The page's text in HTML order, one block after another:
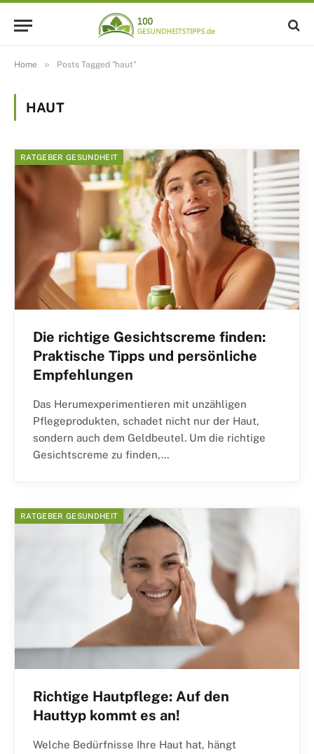
Home » Posts Tagged "haut"
HAUT
RATGEBER GESUNDHEIT
Die richtige Gesichtscreme finden:
Praktische Tipps und persönliche
Empfehlungen
Das Herumexperimentieren mit unzähligen
Pflegeprodukten, schadet nicht nur der Haut,
sondern auch dem Geldbeutel. Um die richtige
Gesichtscreme zu finden,…
RATGEBER GESUNDHEIT
Richtige Hautpflege: Auf den
Hauttyp kommt es an!
Welche Bedürfnisse Ihre Haut hat, hängt